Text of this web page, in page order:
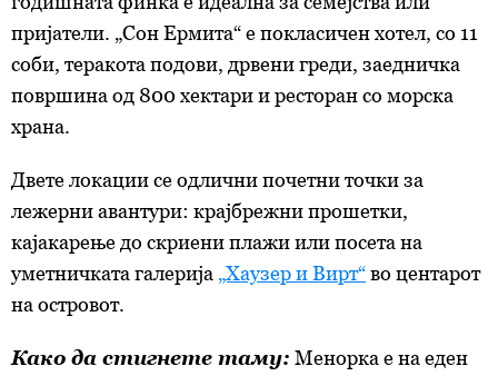
пријатели. „Сон Ермита“ е покласичен хотел, со 11
соби, теракота подови, дрвени греди, заедничка
површина од 800 хектари и ресторан со морска
храна.
Двете локации се одлични почетни точки за
лежерни авантури: крајбрежни прошетки,
кајакарење до скриени плажи или посета на
уметничката галерија „Хаузер и Вирт“во центарот
на островот.
Како да стигнете таму: Менорка е на еден